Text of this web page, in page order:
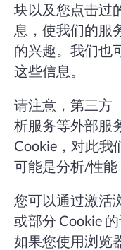
块以及您点击过
息，使我们的服
的兴趣。我们也
这些信息。
请注意，第三方
析服务等外部服
Cookie，对此我
可能是分析/性能
您可以通过激活
或部分 Cookie
如果您使用浏览